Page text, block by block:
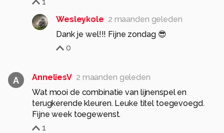
Wesleykole 2 maanden geleden
Dank je wel!!! Fijne zondag 😎
0
A AnneliesV 2 maanden geleden
Wat mooi de combinatie van lijnenspel en
terugkerende kleuren. Leuke titel toegevoegd.
Fijne week toegewenst.
1